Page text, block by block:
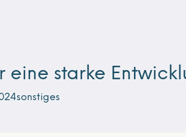
eine starke
sonstiges